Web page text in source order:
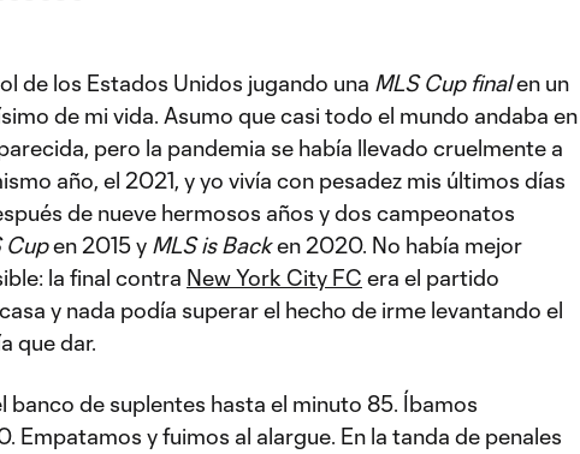
de los Estados Unidos jugando una MLS Cup finalen un
de mi vida. Asumo que casi todo el mundo andaba en
pero la pandemia se había llevado cruelmente a
año, el 2021, y yo vivía con pesadez mis últimos días
de nueve hermosos años y dos campeonatos
Cupen 2015 y MLS is Backen 2020. No había mejor
la final contra New York City FC era el partido
y nada podía superar el hecho de irme levantando el
que dar.
banco de suplentes hasta el minuto 85. Íbamos
Empatamos y fuimos al alargue. En la tanda de penales